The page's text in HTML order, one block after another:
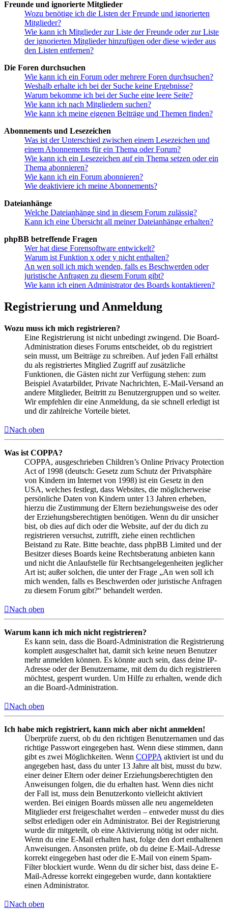
Freunde und ignorierte Mitglieder
Wozu benötige ich die Listen der Freunde und ignorierten
Mitglieder?
Wie kann ich Mitglieder zur Liste der Freunde oder zur Liste
der ignorierten Mitglieder hinzufügen oder diese wieder aus
den Listen entfernen?
Die Foren durchsuchen
Wie kann ich ein Forum oder mehrere Foren durchsuchen?
Weshalb erhalte ich bei der Suche keine Ergebnisse?
Warum bekomme ich bei der Suche eine leere Seite?
Wie kann ich nach Mitgliedern suchen?
Wie kann ich meine eigenen Beiträge und Themen finden?
Abonnements und Lesezeichen
Was ist der Unterschied zwischen einem Lesezeichen und
einem Abonnements für ein Thema oder Forum?
Wie kann ich ein Lesezeichen auf ein Thema setzen oder ein
Thema abonnieren?
Wie kann ich ein Forum abonnieren?
Wie deaktiviere ich meine Abonnements?
Dateianhänge
Welche Dateianhänge sind in diesem Forum zulässig?
Kann ich eine Übersicht all meiner Dateianhänge erhalten?
phpBB betreffende Fragen
Wer hat diese Forensoftware entwickelt?
Warum ist Funktion x oder y nicht enthalten?
An wen soll ich mich wenden, falls es Beschwerden oder
juristische Anfragen zu diesem Forum gibt?
Wie kann ich einen Administrator des Boards kontaktieren?
Registrierung und Anmeldung
Wozu muss ich mich registrieren?
Eine Registrierung ist nicht unbedingt zwingend. Die Board-
Administration dieses Forums entscheidet, ob du registriert
sein musst, um Beiträge zu schreiben. Auf jeden Fall erhältst
du als registriertes Mitglied Zugriff auf zusätzliche
Funktionen, die Gästen nicht zur Verfügung stehen: zum
Beispiel Avatarbilder, Private Nachrichten, E-Mail-Versand an
andere Mitglieder, Beitritt zu Benutzergruppen und so weiter.
Wir empfehlen dir eine Anmeldung, da sie schnell erledigt ist
und dir zahlreiche Vorteile bietet.
Nach oben
Was ist COPPA?
COPPA, ausgeschrieben Children’s Online Privacy Protection
Act of 1998 (deutsch: Gesetz zum Schutz der Privatsphäre
von Kindern im Internet von 1998) ist ein Gesetz in den
USA, welches festlegt, dass Websites, die möglicherweise
persönliche Daten von Kindern unter 13 Jahren erheben,
hierzu die Zustimmung der Eltern beziehungsweise des oder
der Erziehungsberechtigten benötigen. Wenn du dir unsicher
bist, ob dies auf dich oder die Website, auf der du dich zu
registrieren versuchst, zutrifft, ziehe einen rechtlichen
Beistand zu Rate. Bitte beachte, dass phpBB Limited und der
Besitzer dieses Boards keine Rechtsberatung anbieten kann
und nicht die Anlaufstelle für Rechtsangelegenheiten jeglicher
Art ist; außer solchen, die unter der Frage „An wen soll ich
mich wenden, falls es Beschwerden oder juristische Anfragen
zu diesem Forum gibt?“ behandelt werden.
Nach oben
Warum kann ich mich nicht registrieren?
Es kann sein, dass die Board-Administration die Registrierung
komplett ausgeschaltet hat, damit sich keine neuen Benutzer
mehr anmelden können. Es könnte auch sein, dass deine IP-
Adresse oder der Benutzername, mit dem du dich registrieren
möchtest, gesperrt wurden. Um Hilfe zu erhalten, wende dich
an die Board-Administration.
Nach oben
Ich habe mich registriert, kann mich aber nicht anmelden!
Überprüfe zuerst, ob du den richtigen Benutzernamen und das
richtige Passwort eingegeben hast. Wenn diese stimmen, dann
gibt es zwei Möglichkeiten. Wenn COPPA aktiviert ist und du
angegeben hast, dass du unter 13 Jahre alt bist, musst du bzw.
einer deiner Eltern oder deiner Erziehungsberechtigten den
Anweisungen folgen, die du erhalten hast. Wenn dies nicht
der Fall ist, muss dein Benutzerkonto vielleicht aktiviert
werden. Bei einigen Boards müssen alle neu angemeldeten
Mitglieder erst freigeschaltet werden – entweder musst du dies
selbst erledigen oder ein Administrator. Bei der Registrierung
wurde dir mitgeteilt, ob eine Aktivierung nötig ist oder nicht.
Wenn du eine E-Mail erhalten hast, folge den dort enthaltenen
Anweisungen. Ansonsten prüfe, ob du deine E-Mail-Adresse
korrekt eingegeben hast oder die E-Mail von einem Spam-
Filter blockiert wurde. Wenn du dir sicher bist, dass deine E-
Mail-Adresse korrekt eingegeben wurde, dann kontaktiere
einen Administrator.
Nach oben